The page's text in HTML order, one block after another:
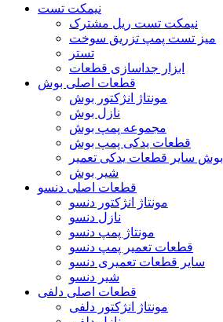
نیمکت تست
نیمکت تست ریل مشترک
میز تست پمپ تزریق سوخت
تستر
ابزار جداسازی قطعات
قطعات اصلی بوش
مونتاژ انژکتور بوش
نازل بوش
مجموعه پمپ بوش
قطعات یدکی پمپ بوش
بوش سایر قطعات یدکی تعمیر
شیر بوش
قطعات اصلی دنسو
مونتاژ انژکتور دنسو
نازل دنسو
مونتاژ پمپ دنسو
قطعات تعمیر پمپ دنسو
سایر قطعات تعمیری دنسو
شیر دنسو
قطعات اصلی دلفی
مونتاژ انژکتور دلفی